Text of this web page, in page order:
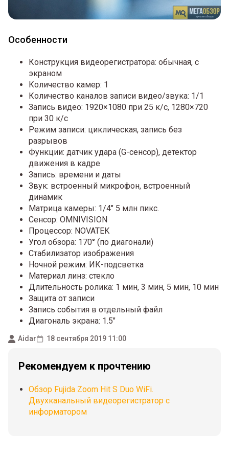
Особенности
Конструкция видеорегистратора: обычная, с
экраном
Количество камер: 1
Количество каналов записи видео/звука: 1/1
Запись видео: 1920×1080 при 25 к/с, 1280×720
при 30 к/с
Режим записи: циклическая, запись без
разрывов
Функции: датчик удара (G-сенсор), детектор
движения в кадре
Запись: времени и даты
Звук: встроенный микрофон, встроенный
динамик
Матрица камеры: 1/4" 5 млн пикс.
Сенсор: OMNIVISION
Процессор: NOVATEK
Угол обзора: 170° (по диагонали)
Стабилизатор изображения
Ночной режим: ИК-подсветка
Материал линз: стекло
Длительность ролика: 1 мин, 3 мин, 5 мин, 10 мин
Защита от записи
Запись события в отдельный файл
Диагональ экрана: 1.5"
Aidar 18 сентября 2019 11:00
Рекомендуем к прочтению
Обзор Fujida Zoom Hit S Duo WiFi.
Двухканальный видеорегистратор с
информатором